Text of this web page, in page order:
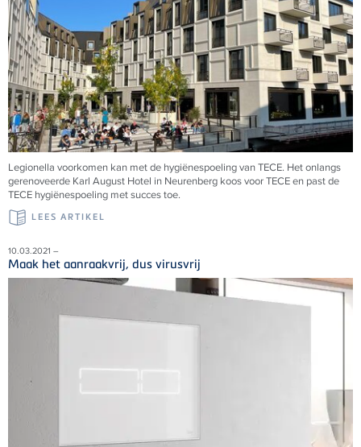
Legionella voorkomen kan met de hygiënespoeling van TECE. Het onlangs
gerenoveerde Karl August Hotel in Neurenberg koos voor TECE en past de
TECE hygiënespoeling met succes toe.
LEES ARTIKEL
10.03.2021 –
Maak het aanraakvrij, dus virusvrij